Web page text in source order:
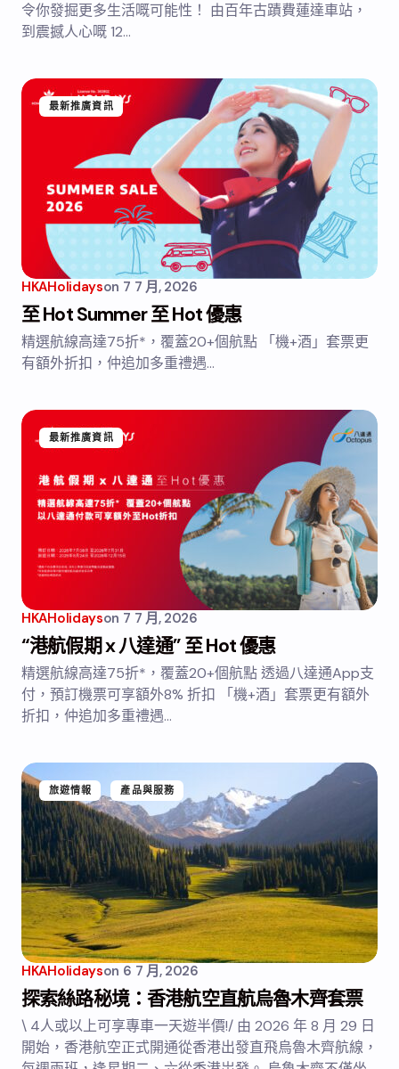
令你發掘更多生活嘅可能性！ 由百年古蹟費蓮達車站，
到震撼人心嘅 12…
最新推廣資訊
HKAHolidayson 7 7 月, 2026
至 Hot Summer 至 Hot 優惠
精選航線高達75折*，覆蓋20+個航點 「機+酒」套票更
有額外折扣，仲追加多重禮遇…
最新推廣資訊
HKAHolidayson 7 7 月, 2026
“港航假期 x 八達通” 至 Hot 優惠
精選航線高達75折*，覆蓋20+個航點 透過八達通App支
付，預訂機票可享額外8% 折扣 「機+酒」套票更有額外
折扣，仲追加多重禮遇…
旅遊情報 產品與服務
HKAHolidayson 6 7 月, 2026
探索絲路秘境：香港航空直航烏魯木齊套票
\ 4人或以上可享專車一天遊半價!/ 由 2026 年 8 月 29 日
開始，香港航空正式開通從香港出發直飛烏魯木齊航線，